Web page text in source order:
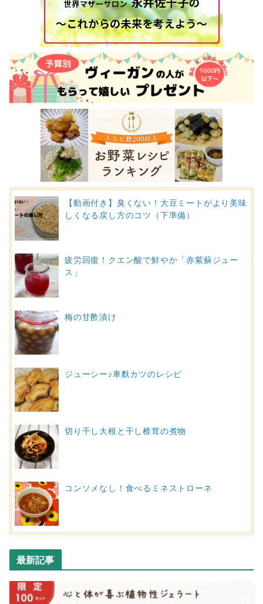
【動画付き】臭くない！大豆ミートがより美味
しくなる戻し方のコツ（下準備）
疲労回復！クエン酸で鮮やか「赤紫蘇ジュー
ス」
梅の甘酢漬け
ジューシー♪車麩カツのレシピ
切り干し大根と干し椎茸の煮物
コンソメなし！食べるミネストローネ
最新記事